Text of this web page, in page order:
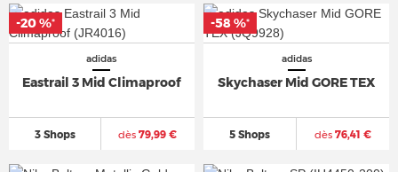
adidas
Eastrail 3 Mid Climaproof
3 Shops dès 79,99 €
-20 %*
adidas
Skychaser Mid GORE TEX
5 Shops dès76,41 €
-58 %*